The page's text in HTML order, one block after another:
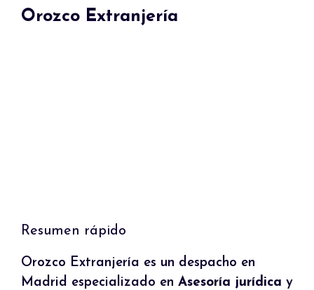
Orozco Extranjería
Resumen rápido
Orozco Extranjería es un despacho en
Madrid especializado en Asesoría jurídica y